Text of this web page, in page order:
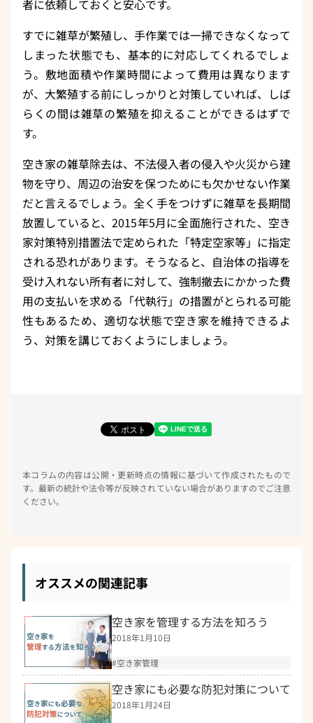
者に依頼しておくと安心です。
すでに雑草が繁殖し、手作業では一掃できなくなって
しまった状態でも、基本的に対応してくれるでしょ
う。敷地面積や作業時間によって費用は異なります
が、大繁殖する前にしっかりと対策していれば、しば
らくの間は雑草の繁殖を抑えることができるはずで
す。
空き家の雑草除去は、不法侵入者の侵入や火災から建
物を守り、周辺の治安を保つためにも欠かせない作業
だと言えるでしょう。全く手をつけずに雑草を長期間
放置していると、2015年5月に全面施行された、空き
家対策特別措置法で定められた「特定空家等」に指定
される恐れがあります。そうなると、自治体の指導を
受け入れない所有者に対して、強制撤去にかかった費
用の支払いを求める「代執行」の措置がとられる可能
性もあるため、適切な状態で空き家を維持できるよ
う、対策を講じておくようにしましょう。
本コラムの内容は公開・更新時点の情報に基づいて作成されたもので
す。最新の統計や法令等が反映されていない場合がありますのでご注意
ください。
オススメの関連記事
空き家を管理する方法を知ろう
2018年1月10日
空き家管理
空き家にも必要な防犯対策について
2018年1月24日